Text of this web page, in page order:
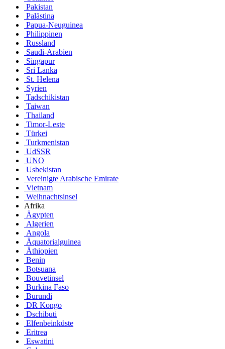
Pakistan
Palästina
Papua-Neuguinea
Philippinen
Russland
Saudi-Arabien
Singapur
Sri Lanka
St. Helena
Syrien
Tadschikistan
Taiwan
Thailand
Timor-Leste
Türkei
Turkmenistan
UdSSR
UNO
Usbekistan
Vereinigte Arabische Emirate
Vietnam
Weihnachtsinsel
Afrika
Ägypten
Algerien
Angola
Äquatorialguinea
Äthiopien
Benin
Botsuana
Bouvetinsel
Burkina Faso
Burundi
DR Kongo
Dschibuti
Elfenbeinküste
Eritrea
Eswatini